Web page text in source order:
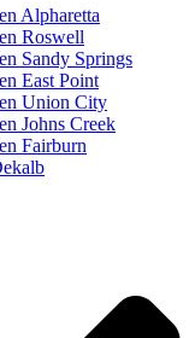
Alpharetta
Roswell
Sandy Springs
East Point
Union City
Johns Creek
Fairburn